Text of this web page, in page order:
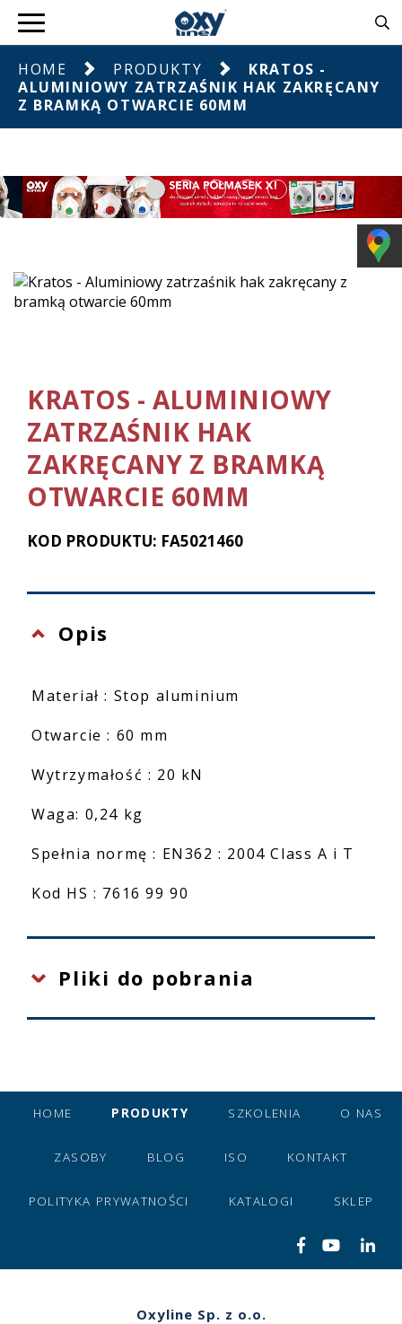
HOME PRODUKTY
KRATOS -
ALUMINIOWY ZATRZAŚNIK HAK ZAKRĘCANY
Z BRAMKĄ OTWARCIE 60MM
KRATOS - ALUMINIOWY
ZATRZAŚNIK HAK
ZAKRĘCANY Z BRAMKĄ
OTWARCIE 60MM
KOD PRODUKTU: FA5021460
Opis
Materiał : Stop aluminium
Otwarcie : 60 mm
Wytrzymałość : 20 kN
Waga: 0,24 kg
Spełnia normę : EN362 : 2004 Class A i T
Kod HS : 7616 99 90
Pliki do pobrania
HOME PRODUKTY SZKOLENIA O NAS
ZASOBY BLOG ISO KONTAKT
POLITYKA PRYWATNOŚCI KATALOGI SKLEP
Oxyline Sp. z o.o.